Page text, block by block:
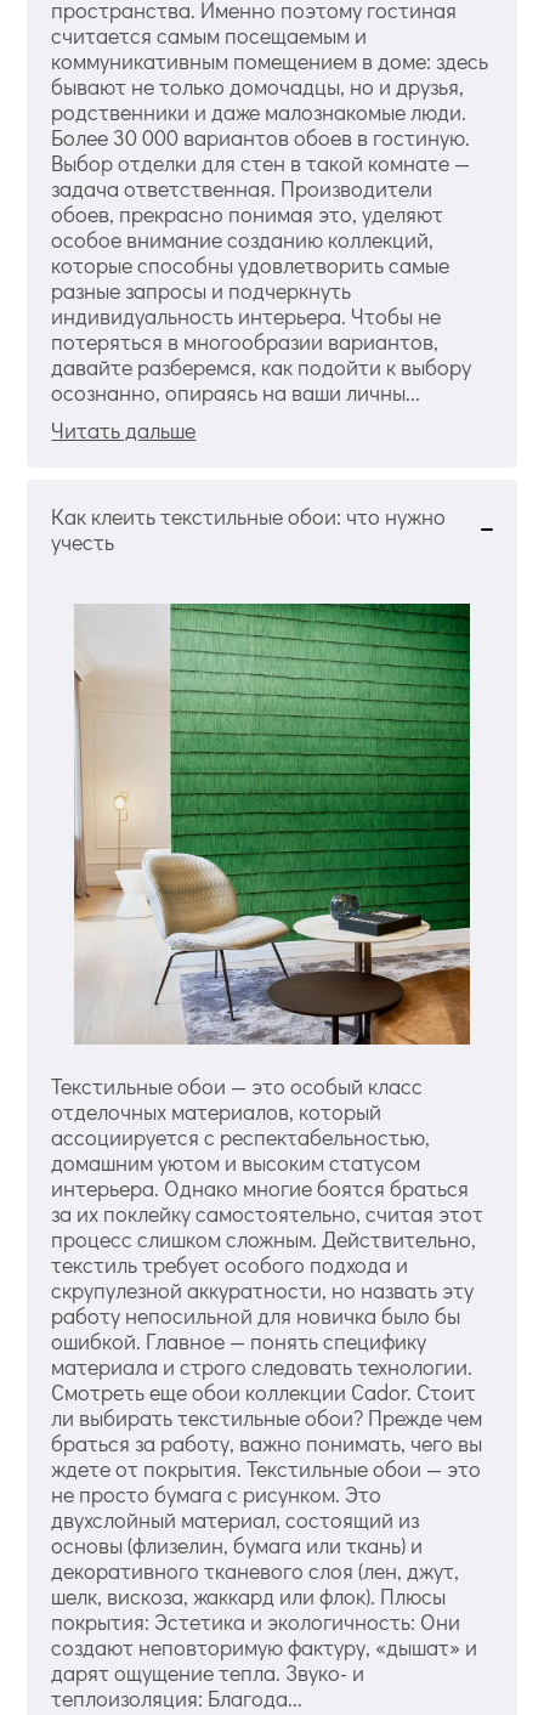
пространства. Именно поэтому гостиная
считается самым посещаемым и
коммуникативным помещением в доме: здесь
бывают не только домочадцы, но и друзья,
родственники и даже малознакомые люди.
Более 30 000 вариантов обоев в гостиную.
Выбор отделки для стен в такой комнате —
задача ответственная. Производители
обоев, прекрасно понимая это, уделяют
особое внимание созданию коллекций,
которые способны удовлетворить самые
разные запросы и подчеркнуть
индивидуальность интерьера. Чтобы не
потеряться в многообразии вариантов,
давайте разберемся, как подойти к выбору
осознанно, опираясь на ваши личны...
Читать дальше
Как клеить текстильные обои: что нужно
учесть
Текстильные обои — это особый класс
отделочных материалов, который
ассоциируется с респектабельностью,
домашним уютом и высоким статусом
интерьера. Однако многие боятся браться
за их поклейку самостоятельно, считая этот
процесс слишком сложным. Действительно,
текстиль требует особого подхода и
скрупулезной аккуратности, но назвать эту
работу непосильной для новичка было бы
ошибкой. Главное — понять специфику
материала и строго следовать технологии.
Смотреть еще обои коллекции Cador. Стоит
ли выбирать текстильные обои? Прежде чем
браться за работу, важно понимать, чего вы
ждете от покрытия. Текстильные обои — это
не просто бумага с рисунком. Это
двухслойный материал, состоящий из
основы (флизелин, бумага или ткань) и
декоративного тканевого слоя (лен, джут,
шелк, вискоза, жаккард или флок). Плюсы
покрытия: Эстетика и экологичность: Они
создают неповторимую фактуру, «дышат» и
дарят ощущение тепла. Звуко- и
теплоизоляция: Благода...